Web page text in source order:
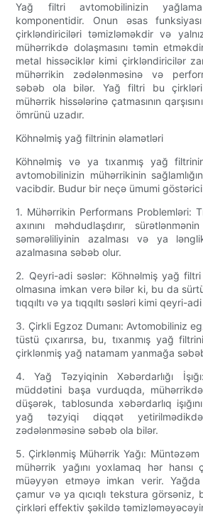
Yağ filtri avtomobilinizin
komponentidir. Onun əsas
çirkləndiriciləri təmizləməkdir və
mühərrikdə dolaşmasını təmin
metal hissəciklər kimi çirkləndiricilər
mühərrikin zədələnməsinə və
səbəb ola bilər. Yağ filtri bu
mühərrik hissələrinə çatmasının
ömrünü uzadır.
Köhnəlmiş yağ filtrinin əlamətləri
Köhnəlmiş və ya tıxanmış yağ
avtomobilinizin mühərrikinin
vacibdir. Budur bir neçə ümumi
1. Mühərrikin Performans Problemləri:
axınını məhdudlaşdırır,
səmərəliliyinin azalması və ya
azalmasına səbəb olur.
2. Qeyri-adi səslər: Köhnəlmiş yağ
olmasına imkan verə bilər ki, bu da
tıqqıltı və ya tıqqıltı səsləri kimi qeyri-
3. Çirkli Egzoz Dumanı: Avtomobiliniz
tüstü çıxarırsa, bu, tıxanmış yağ
çirklənmiş yağ natamam yanmağa
4. Yağ Təzyiqinin Xəbərdarlığı
müddətini başa vurduqda,
düşərək, tablosunda xəbərdarlıq
yağ təzyiqi diqqət
zədələnməsinə səbəb ola bilər.
5. Çirklənmiş Mühərrik Yağı:
mühərrik yağını yoxlamaq hər hansı
müəyyən etməyə imkan verir. Yağda
çamur və ya qıcıqlı tekstura görsəniz,
çirkləri effektiv şəkildə